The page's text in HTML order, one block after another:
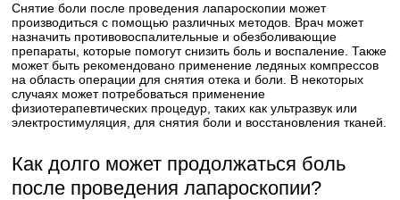
Снятие боли после проведения лапароскопии может
производиться с помощью различных методов. Врач может
назначить противовоспалительные и обезболивающие
препараты, которые помогут снизить боль и воспаление. Также
может быть рекомендовано применение ледяных компрессов
на область операции для снятия отека и боли. В некоторых
случаях может потребоваться применение
физиотерапевтических процедур, таких как ультразвук или
электростимуляция, для снятия боли и восстановления тканей.
Как долго может продолжаться боль
после проведения лапароскопии?